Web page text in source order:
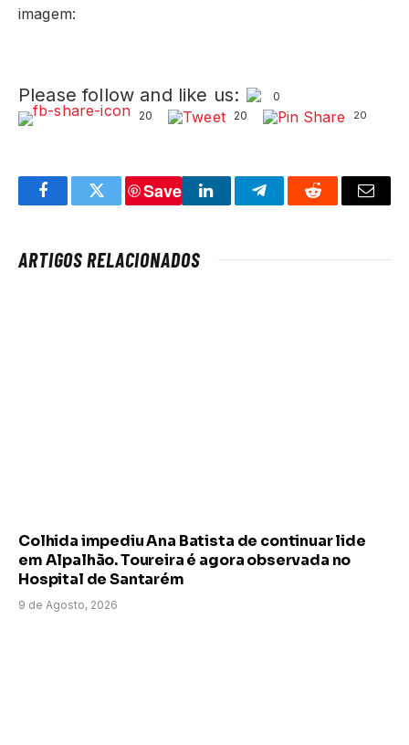
imagem:
Please follow and like us:
0
20
20 20
FacebookTwitter
Save
LinkedInTelegramReddit Email
ARTIGOS RELACIONADOS
Colhida impediu Ana Batista de continuar lide
em Alpalhão. Toureira é agora observada no
Hospital de Santarém
9 de Agosto, 2026